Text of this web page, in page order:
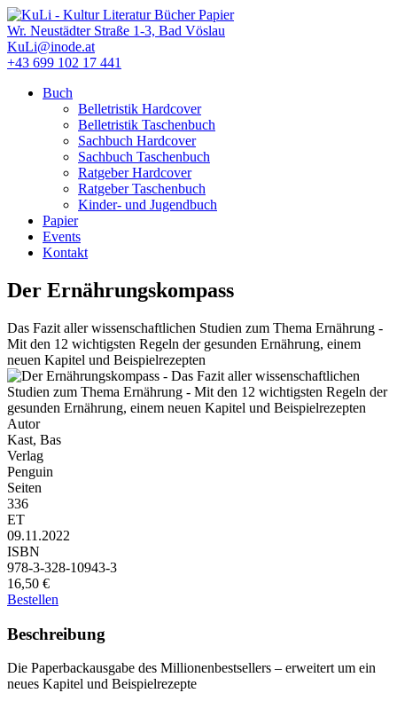
Direkt
zum
Inhalt
Wr. Neustädter Straße 1-3, Bad Vöslau
KuLi@inode.at
+43 699 102 17 441
Hauptmenü
Buch
Belletristik Hardcover
Belletristik Taschenbuch
Sachbuch Hardcover
Sachbuch Taschenbuch
Ratgeber Hardcover
Ratgeber Taschenbuch
Kinder- und Jugendbuch
Papier
Events
Kontakt
Der Ernährungskompass
Das Fazit aller wissenschaftlichen Studien zum Thema Ernährung -
Mit den 12 wichtigsten Regeln der gesunden Ernährung, einem
neuen Kapitel und Beispielrezepten
Autor
Kast, Bas
Verlag
Penguin
Seiten
336
ET
09.11.2022
ISBN
978-3-328-10943-3
16,50 €
Bestellen
Beschreibung
Die Paperbackausgabe des Millionenbestsellers – erweitert um ein
neues Kapitel und Beispielrezepte